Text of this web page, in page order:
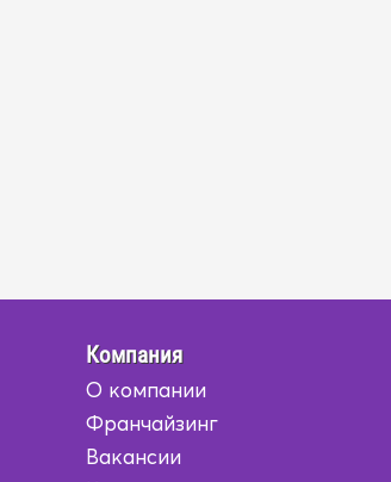
Компания
О компании
Франчайзинг
Вакансии